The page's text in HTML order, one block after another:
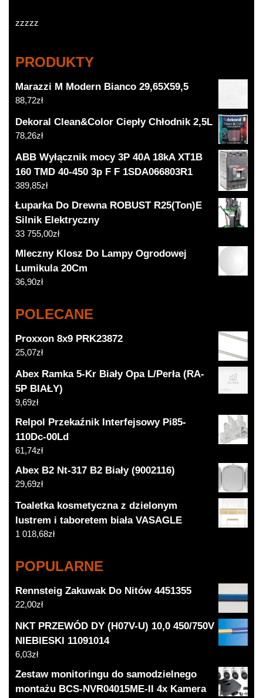
zzzzz
PRODUKTY
Marazzi M Modern Bianco 29,65X59,5
88,72zł
Dekoral Clean&Color Ciepły Chłodnik 2,5L
78,26zł
ABB Wyłącznik mocy 3P 40A 18kA XT1B
160 TMD 40-450 3p F F 1SDA066803R1
389,85zł
Łuparka Do Drewna ROBUST R25(Ton)E
Silnik Elektryczny
33 755,00zł
Mleczny Klosz Do Lampy Ogrodowej
Lumikula 20Cm
36,90zł
POLECANE
Proxxon 8x9 PRK23872
25,07zł
Abex Ramka 5-Kr Biały Opa L/Perła (RA-
5P BIAŁY)
9,69zł
Relpol Przekaźnik Interfejsowy Pi85-
110Dc-00Ld
61,74zł
Abex B2 Nt-317 B2 Biały (9002116)
29,69zł
Toaletka kosmetyczna z dzielonym
lustrem i taboretem biała VASAGLE
1 018,68zł
POPULARNE
Rennsteig Zakuwak Do Nitów 4451355
22,00zł
NKT PRZEWÓD DY (H07V-U) 10,0 450/750V
NIEBIESKI 11091014
6,03zł
Zestaw monitoringu do samodzielnego
montażu BCS-NVR04015ME-II 4x Kamera